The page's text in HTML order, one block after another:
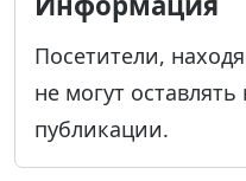
Посетители,
не могут
публикации.